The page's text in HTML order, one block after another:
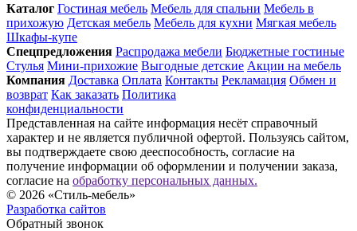
Каталог Гостиная мебель Мебель для спальни Мебель в
прихожую Детская мебель Мебель для кухни Мягкая мебель
Шкафы-купе
Спец­предложения Распродажа мебели Бюджетные гостиные
Стулья Мини-прихожие Выгодные детские Акции на мебель
Компания Доставка Оплата Контакты Рекламация Обмен и
возврат Как заказать Политика
конфиденциальности
Представленная на сайте информация несёт справочный
характер и не является публичной офертой. Пользуясь сайтом,
вы подтверждаете свою дееспособность, согласие на
получение информации об оформлении и получении заказа,
согласие на обработку персональных данных.
© 2026 «Стиль-мебель»
Разработка сайтов
Обратный звонок